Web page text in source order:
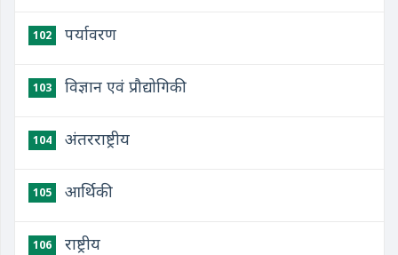
102 ​पर्यावरण
103 ​विज्ञान एवं प्रौद्योगिकी
104 ​अंतरराष्ट्रीय
105 ​आर्थिकी
106 ​राष्ट्रीय